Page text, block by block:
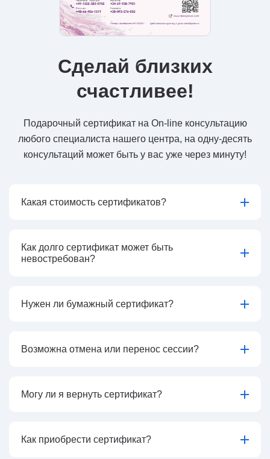
Сделай близких
счастливее!
Подарочный сертификат на On-line консультацию
любого специалиста нашего центра, на одну-десять
консультаций может быть у вас уже через минуту!
Какая стоимость сертификатов?
Как долго сертификат может быть
невостребован?
Нужен ли бумажный сертификат?
Возможна отмена или перенос сессии?
Могу ли я вернуть сертификат?
Как приобрести сертификат?